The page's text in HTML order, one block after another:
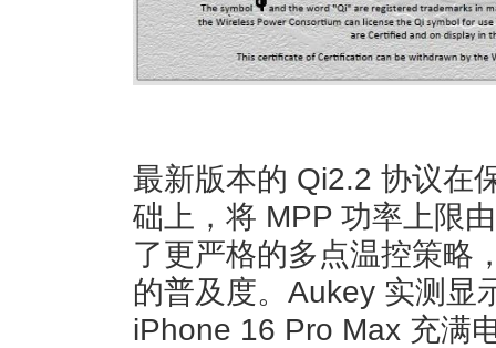
最新版本的 Qi2.2 协议在
础上，将 MPP 功率上限
了更严格的多点温控策略
的普及度。Aukey 实测显
iPhone 16 Pro Max 充满